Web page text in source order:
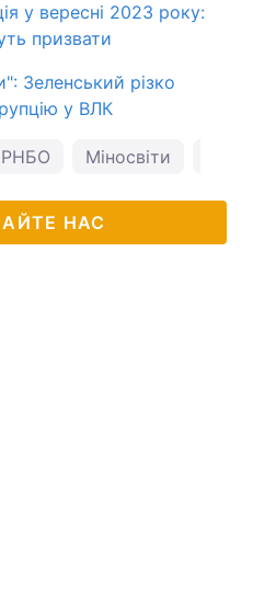
у вересні 2023 року:
призвати
Зеленський різко
у ВЛК
РНБО Міносвіти
НАС